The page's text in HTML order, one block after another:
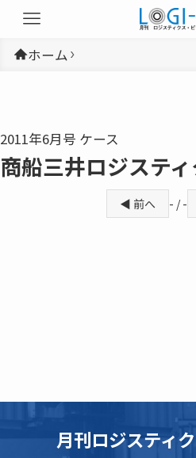
ホーム
2011年6月号 ケース
商船三井ロジステ
◀ 前へ - / -
月刊ロジスティ